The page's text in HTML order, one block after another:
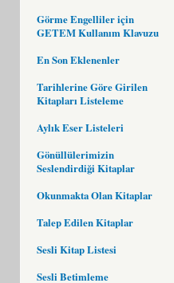
Görme Engelliler için
GETEM Kullanım Klavuzu
En Son Eklenenler
Tarihlerine Göre Girilen
Kitapları Listeleme
Aylık Eser Listeleri
Gönüllülerimizin
Seslendirdiği Kitaplar
Okunmakta Olan Kitaplar
Talep Edilen Kitaplar
Sesli Kitap Listesi
Sesli Betimleme